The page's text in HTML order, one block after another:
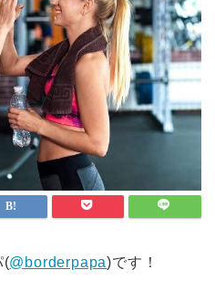
(@borderpapa)です！